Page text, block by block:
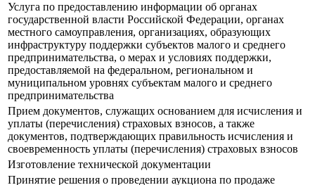
Услуга по предоставлению информации об органах
государственной власти Российской Федерации, органах
местного самоуправления, организациях, образующих
инфраструктуру поддержки субъектов малого и среднего
предпринимательства, о мерах и условиях поддержки,
предоставляемой на федеральном, региональном и
муниципальном уровнях субъектам малого и среднего
предпринимательства
Прием документов, служащих основанием для исчисления и
уплаты (перечисления) страховых взносов, а также
документов, подтверждающих правильность исчисления и
своевременность уплаты (перечисления) страховых взносов
Изготовление технической документации
Принятие решения о проведении аукциона по продаже